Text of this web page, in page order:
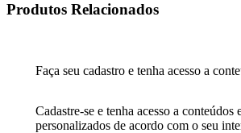
Produtos Relacionados
Faça seu cadastro e tenha acesso a
Cadastre-se e tenha acesso a conteúdos
personalizados de acordo com o seu